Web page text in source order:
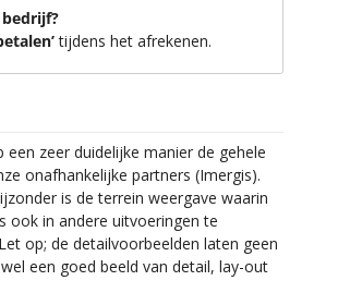
tijdens het afrekenen.
zeer duidelijke manier de gehele
onafhankelijke partners (Imergis).
is de terrein weergave waarin
ook in andere uitvoeringen te
op; de detailvoorbeelden laten geen
een goed beeld van detail, lay-out